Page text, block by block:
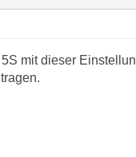
mit dieser